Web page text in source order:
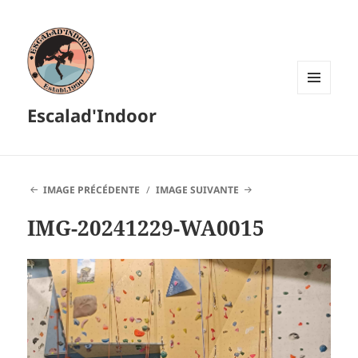
Escalad'Indoor
IMAGE PRÉCÉDENTE IMAGE SUIVANTE
IMG-20241229-WA0015